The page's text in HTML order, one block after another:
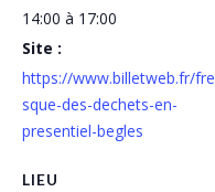
14:00 à 17:00
Site :
https://www.billetweb.fr/fre
sque-des-dechets-en-
presentiel-begles
LIEU